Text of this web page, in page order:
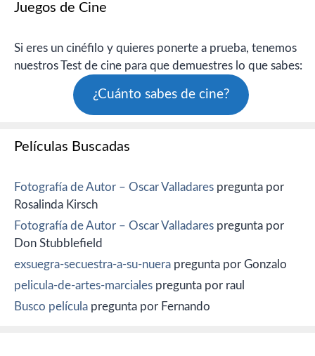
Juegos de Cine
Si eres un cinéfilo y quieres ponerte a prueba, tenemos
nuestros Test de cine para que demuestres lo que sabes:
¿Cuánto sabes de cine?
Películas Buscadas
Fotografía de Autor – Oscar Valladares pregunta por
Rosalinda Kirsch
Fotografía de Autor – Oscar Valladares pregunta por
Don Stubblefield
exsuegra-secuestra-a-su-nuera pregunta por Gonzalo
pelicula-de-artes-marciales pregunta por raul
Busco película pregunta por Fernando